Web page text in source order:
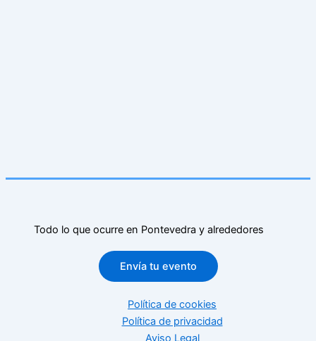
Todo lo que ocurre en Pontevedra y alrededores
Envía tu evento
Política de cookies
Política de privacidad
Aviso Legal